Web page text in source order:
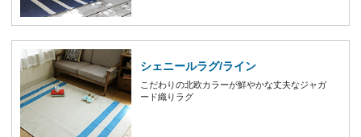
シェニールラグ/ライン
こだわりの北欧カラーが鮮やかな丈夫なジャガ
ード織りラグ